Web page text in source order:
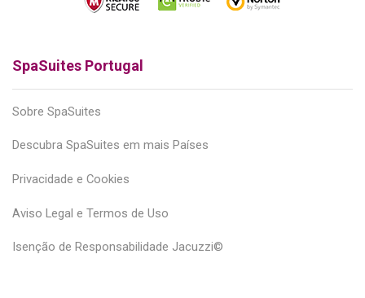
SpaSuites Portugal
Sobre SpaSuites
Descubra SpaSuites em mais Países
Privacidade e Cookies
Aviso Legal e Termos de Uso
Isenção de Responsabilidade Jacuzzi©